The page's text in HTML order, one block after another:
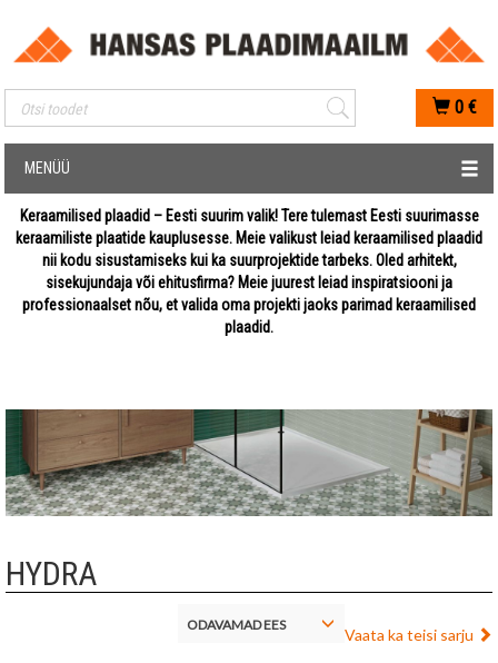
Mobiilis otsimise sisestus
0 €
MENÜÜ
Keraamilised plaadid – Eesti suurim valik! Tere tulemast Eesti suurimasse
keraamiliste plaatide kauplusesse. Meie valikust leiad keraamilised plaadid
nii kodu sisustamiseks kui ka suurprojektide tarbeks. Oled arhitekt,
sisekujundaja või ehitusfirma? Meie juurest leiad inspiratsiooni ja
professionaalset nõu, et valida oma projekti jaoks parimad keraamilised
plaadid.
HYDRA
Vaata ka teisi sarju
ODAVAMAD EES